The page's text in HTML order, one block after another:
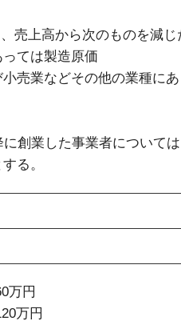
売上高から次のものを減じ
は製造原価
業などその他の業種にあ
創業した事業者について
る。
万円
万円